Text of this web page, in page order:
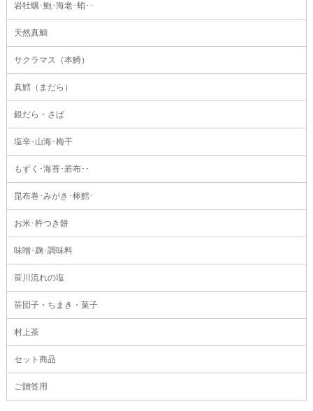
岩牡蠣･鮑･海老･蛸･･
天然真鯛
サクラマス（本鱒）
真鱈（まだら）
銀だら・さば
塩辛･山海･梅干
もずく･海苔･若布･･
昆布巻･みがき･棒鱈･
お米･杵つき餅
味噌･麹･調味料
笹川流れの塩
笹団子・ちまき・菓子
村上茶
セット商品
ご贈答用